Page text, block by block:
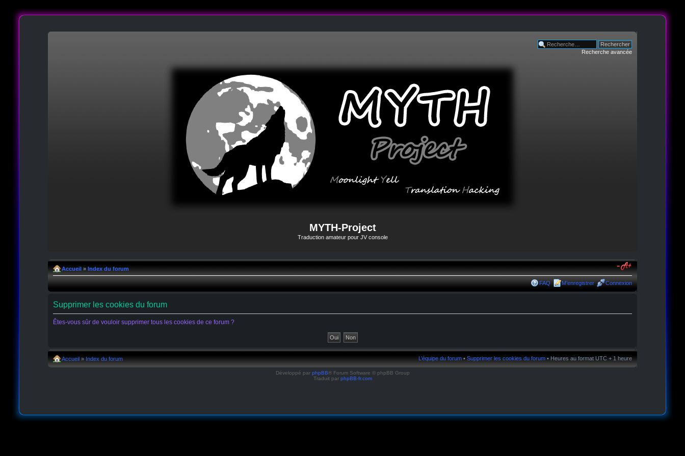
Recherche avancée
MYTH-Project
Traduction amateur pour JV console
Accueil» Index du forum
FAQ M’enregistrer Connexion
Supprimer les cookies du forum
Êtes-vous sûr de vouloir supprimer tous les cookies de ce forum ?
Accueil» Index du forum L’équipe du forum •Supprimer les cookies du forum • Heures au format UTC + 1 heure
Développé par phpBB® Forum Software © phpBB Group
Traduit par phpBB-fr.com